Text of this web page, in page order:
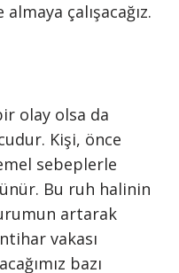
çalışacağız.
olay olsa da
Kişi, önce
sebeplerle
Bu ruh halinin
artarak
vakası
bazı